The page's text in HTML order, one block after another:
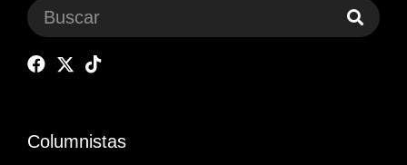
Columnistas